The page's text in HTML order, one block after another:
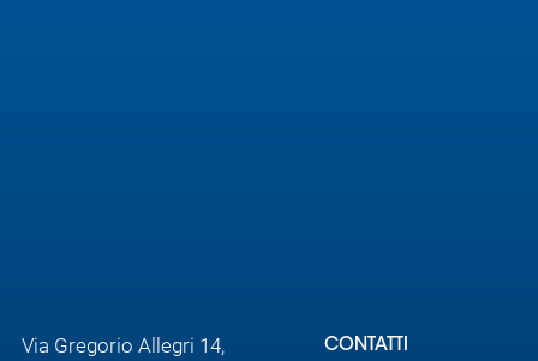
Via Gregorio Allegri 14,
CONTATTI